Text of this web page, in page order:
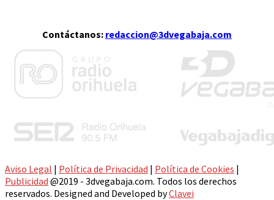
Contáctanos: redaccion@3dvegabaja.com
Aviso Legal | Política de Privacidad | Política de Cookies |
Publicidad @2019 - 3dvegabaja.com. Todos los derechos
reservados. Designed and Developed byClavei